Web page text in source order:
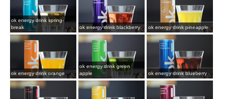
ok energy drink spring-
break
ok energy drink blackberry ok energy drink pineapple
ok energy drink orange
ok energy drink green
apple
ok energy drink blueberry